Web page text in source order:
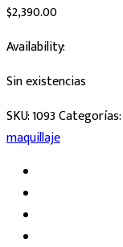
$2,390.00
Availability:
Sin existencias
SKU:1093Categorías:
maquillaje